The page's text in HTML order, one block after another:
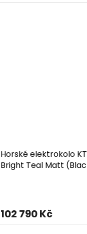
Horské elektrokolo
Bright Teal Matt
102 790 Kč